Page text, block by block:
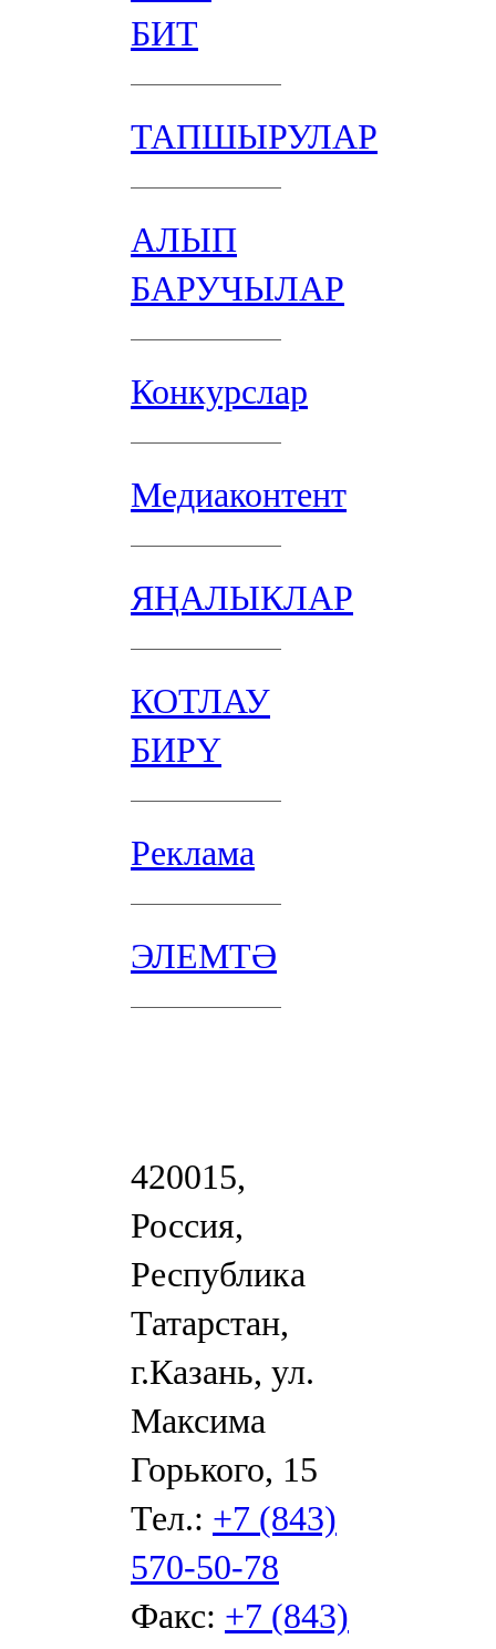
БИТ
ТАПШЫРУЛАР
АЛЫП
БАРУЧЫЛАР
Конкурслар
Медиаконтент
ЯҢАЛЫКЛАР
КОТЛАУ
БИРҮ
Реклама
ЭЛЕМТӘ
420015,
Россия,
Республика
Татарстан,
г.Казань, ул.
Максима
Горького, 15
Тел.: +7 (843)
570-50-78
Факс: +7 (843)